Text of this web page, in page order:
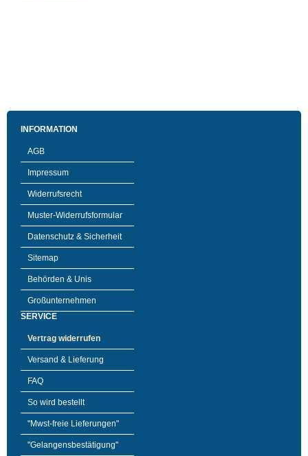
INFORMATION
AGB
Impressum
Widerrufsrecht
Muster-Widerrufsformular
Datenschutz & Sicherheit
Sitemap
Behörden & Unis
Großunternehmen
SERVICE
Vertrag widerrufen
Versand & Lieferung
FAQ
So wird bestellt
"Mwst-freie Lieferungen"
"Gelangensbestätigung"